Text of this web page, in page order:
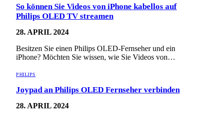
So können Sie Videos von iPhone kabellos auf
Philips OLED TV streamen
28. APRIL 2024
Besitzen Sie einen Philips OLED-Fernseher und ein
iPhone? Möchten Sie wissen, wie Sie Videos von…
PHILIPS
Joypad an Philips OLED Fernseher verbinden
28. APRIL 2024